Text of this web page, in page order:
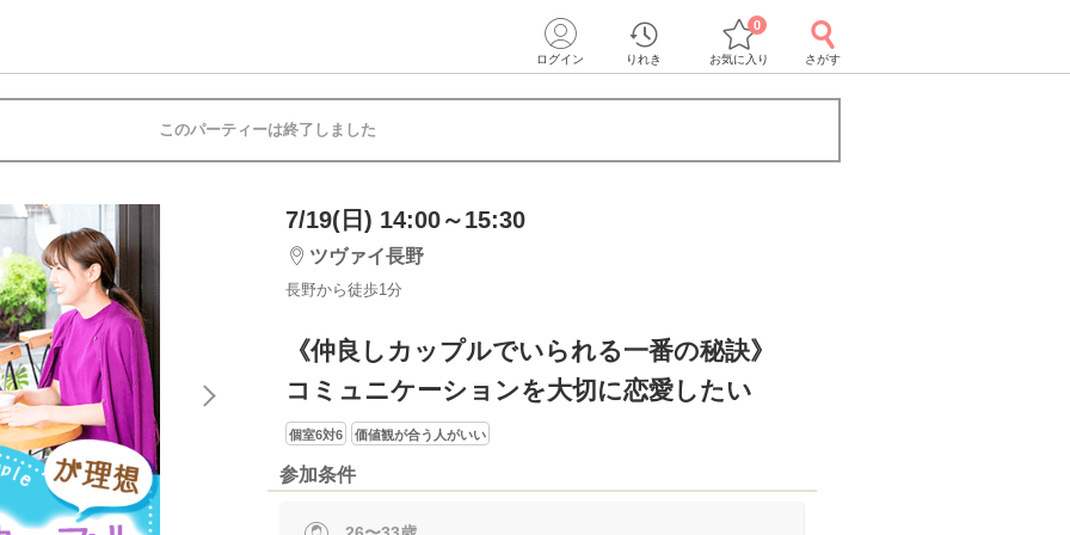
ログイン りれき お気に入り
0
さがす
このパーティーは終了しました
7/19(日) 14:00～15:30
ツヴァイ長野
長野から徒歩1分
《仲良しカップルでいられる一番の秘訣》
コミュニケーションを大切に恋愛したい
個室6対6 価値観が合う人がいい
参加条件